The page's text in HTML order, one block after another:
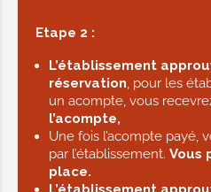
Etape 2 :
L’établissement
réservation, pour les
un acompte, vous
l’acompte,
Une fois l’acompte payé,
par l’établissement. Vous
place.